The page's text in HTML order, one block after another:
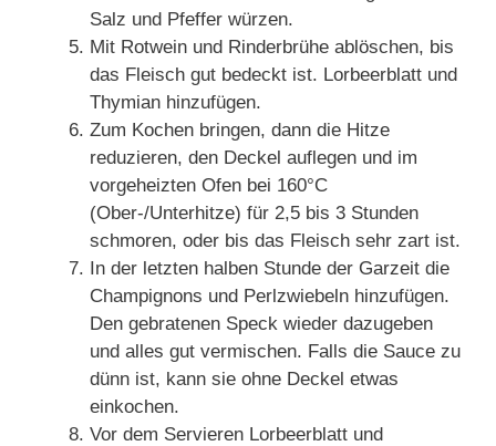
Salz und Pfeffer würzen.
Mit Rotwein und Rinderbrühe ablöschen, bis
das Fleisch gut bedeckt ist. Lorbeerblatt und
Thymian hinzufügen.
Zum Kochen bringen, dann die Hitze
reduzieren, den Deckel auflegen und im
vorgeheizten Ofen bei 160°C
(Ober-/Unterhitze) für 2,5 bis 3 Stunden
schmoren, oder bis das Fleisch sehr zart ist.
In der letzten halben Stunde der Garzeit die
Champignons und Perlzwiebeln hinzufügen.
Den gebratenen Speck wieder dazugeben
und alles gut vermischen. Falls die Sauce zu
dünn ist, kann sie ohne Deckel etwas
einkochen.
Vor dem Servieren Lorbeerblatt und